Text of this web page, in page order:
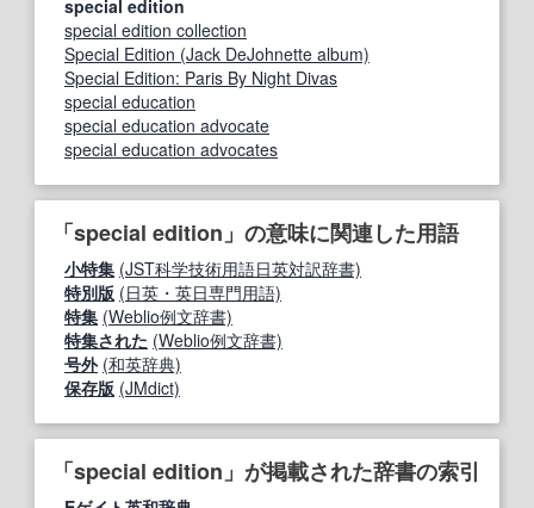
special edition
special edition collection
Special Edition (Jack DeJohnette album)
Special Edition: Paris By Night Divas
special education
special education advocate
special education advocates
「special edition」の意味に関連した用語
小特集 (JST科学技術用語日英対訳辞書)
特別版 (日英・英日専門用語)
特集 (Weblio例文辞書)
特集された (Weblio例文辞書)
号外 (和英辞典)
保存版 (JMdict)
「special edition」が掲載された辞書の索引